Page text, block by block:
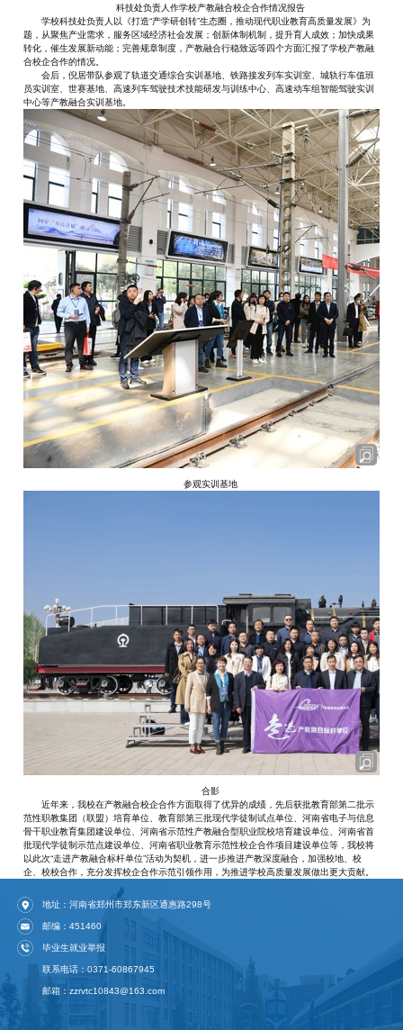
科技处负责人作学校产教融合校企合作情况报告
学校科技处负责人以《打造“产学研创转”生态圈，推动现代职业教育高质量发展》为
题，从聚焦产业需求，服务区域经济社会发展；创新体制机制，提升育人成效；加快成果
转化，催生发展新动能；完善规章制度，产教融合行稳致远等四个方面汇报了学校产教融
合校企合作的情况。
会后，倪居带队参观了轨道交通综合实训基地、铁路接发列车实训室、城轨行车值班
员实训室、世赛基地、高速列车驾驶技术技能研发与训练中心、高速动车组智能驾驶实训
中心等产教融合实训基地。
参观实训基地
合影
近年来，我校在产教融合校企合作方面取得了优异的成绩，先后获批教育部第二批示
范性职教集团（联盟）培育单位、教育部第三批现代学徒制试点单位、河南省电子与信息
骨干职业教育集团建设单位、河南省示范性产教融合型职业院校培育建设单位、河南省首
批现代学徒制示范点建设单位、河南省职业教育示范性校企合作项目建设单位等，我校将
以此次“走进产教融合标杆单位”活动为契机，进一步推进产教深度融合，加强校地、校
企、校校合作，充分发挥校企合作示范引领作用，为推进学校高质量发展做出更大贡献。
地址：河南省郑州市郑东新区通惠路298号
邮编：451460
毕业生就业举报
联系电话：0371-60867945
邮箱：zzrvtc10843@163.com